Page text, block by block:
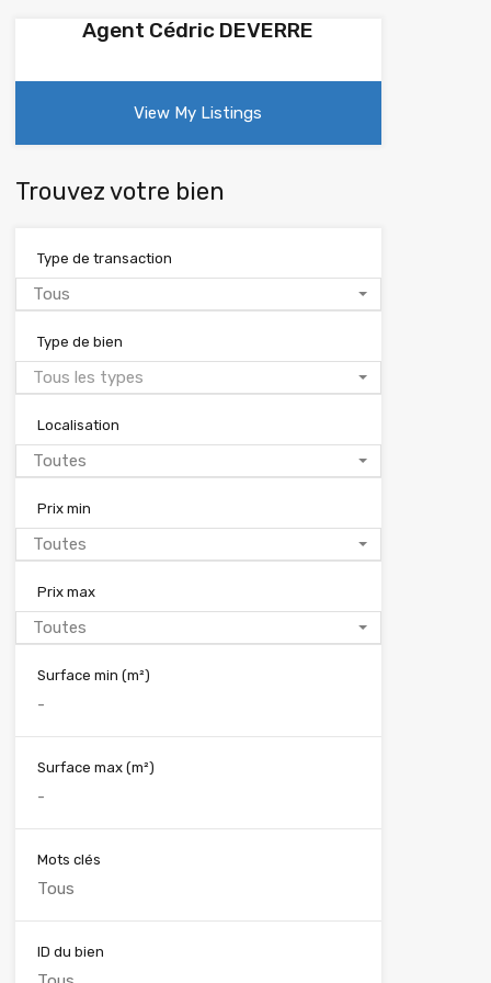
Agent Cédric DEVERRE
View My Listings
Trouvez votre bien
Type de transaction
Tous
Type de bien
Tous les types
Localisation
Toutes
Prix min
Toutes
Prix max
Toutes
Surface min (m²)
Surface max (m²)
Mots clés
ID du bien